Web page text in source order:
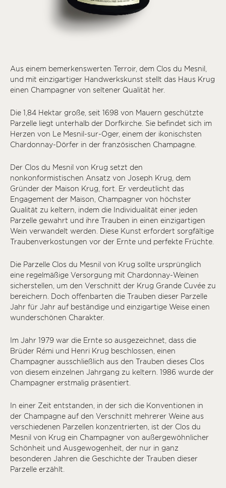
Aus einem bemerkenswerten Terroir, dem Clos du Mesnil,
und mit einzigartiger Handwerkskunst stellt das Haus Krug
einen Champagner von seltener Qualität her.
Die 1,84 Hektar große, seit 1698 von Mauern geschützte
Parzelle liegt unterhalb der Dorfkirche. Sie befindet sich im
Herzen von Le Mesnil-sur-Oger, einem der ikonischsten
Chardonnay-Dörfer in der französischen Champagne.
Der Clos du Mesnil von Krug setzt den
nonkonformistischen Ansatz von Joseph Krug, dem
Gründer der Maison Krug, fort. Er verdeutlicht das
Engagement der Maison, Champagner von höchster
Qualität zu keltern, indem die Individualität einer jeden
Parzelle gewahrt und ihre Trauben in einen einzigartigen
Wein verwandelt werden. Diese Kunst erfordert sorgfältige
Traubenverkostungen vor der Ernte und perfekte Früchte.
Die Parzelle Clos du Mesnil von Krug sollte ursprünglich
eine regelmäßige Versorgung mit Chardonnay-Weinen
sicherstellen, um den Verschnitt der Krug Grande Cuvée zu
bereichern. Doch offenbarten die Trauben dieser Parzelle
Jahr für Jahr auf beständige und einzigartige Weise einen
wunderschönen Charakter.
Im Jahr 1979 war die Ernte so ausgezeichnet, dass die
Brüder Rémi und Henri Krug beschlossen, einen
Champagner ausschließlich aus den Trauben dieses Clos
von diesem einzelnen Jahrgang zu keltern. 1986 wurde der
Champagner erstmalig präsentiert.
In einer Zeit entstanden, in der sich die Konventionen in
der Champagne auf den Verschnitt mehrerer Weine aus
verschiedenen Parzellen konzentrierten, ist der Clos du
Mesnil von Krug ein Champagner von außergewöhnlicher
Schönheit und Ausgewogenheit, der nur in ganz
besonderen Jahren die Geschichte der Trauben dieser
Parzelle erzählt.